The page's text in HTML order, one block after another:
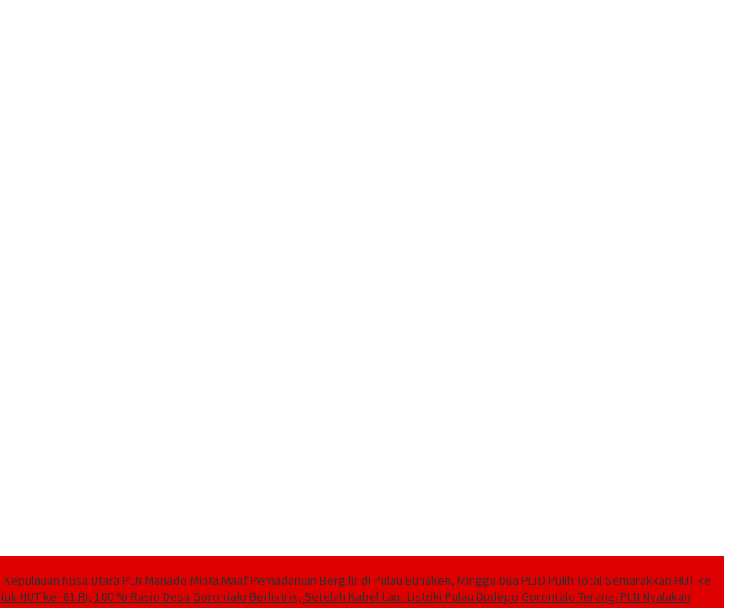
Nusa Utara PLN Manado Minta Maaf Pemadaman Bergilir di Pulau Bunaken, Minggu Dua PLTD Pulih TotalSemarakkan HUT ke
HUT ke- 81 RI, 100 % Rasio Desa Gorontalo Berlistrik, Setelah Kabel Laut Listriki Pulau Dudepo Gorontalo Terang. PLN Nyalakan